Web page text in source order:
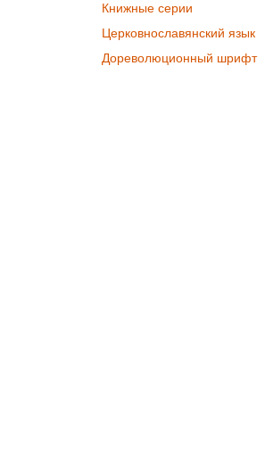
Книжные серии
Церковнославянский язык
Дореволюционный шрифт